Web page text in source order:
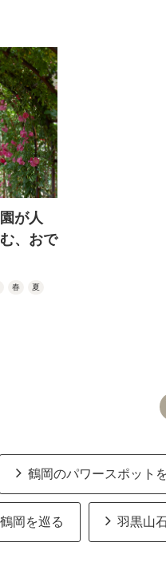
が人
、おで
春
夏
鶴岡のパワースポット
岡を巡る 羽黒山